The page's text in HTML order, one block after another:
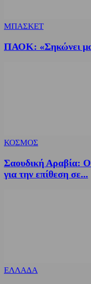
ΜΠΑΣΚΕΤ
ΠΑΟΚ: «Σηκώνει
ΚΟΣΜΟΣ
Σαουδική Αραβία:
για την επίθεση σε...
ΕΛΛΑΔΑ